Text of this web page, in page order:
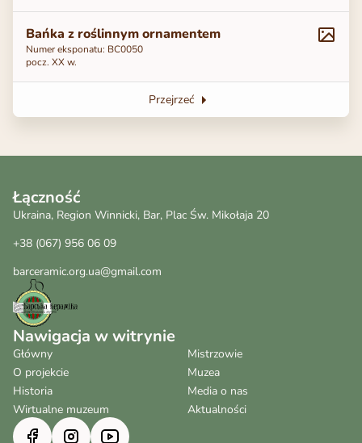
Bańka z roślinnym ornamentem
Numer eksponatu: BC0050
pocz. ХХ w.
Przejrzeć
Łączność
Ukraina, Region Winnicki, Bar, Plac Św. Mikołaja 20
+38 (067) 956 06 09
barceramic.org.ua@gmail.com
Nawigacja w witrynie
Główny
O projekcie
Historia
Wirtualne muzeum
Mistrzowie
Muzea
Media o nas
Aktualności